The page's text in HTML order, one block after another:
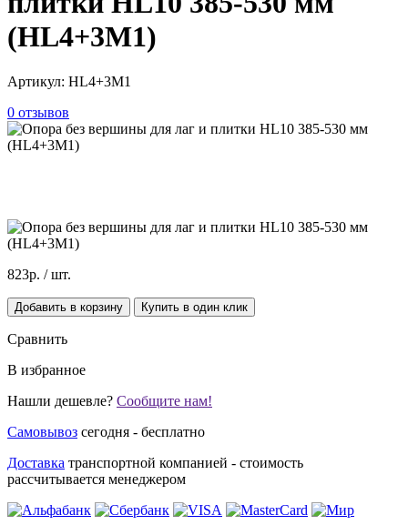
(HL4+3M1)
Артикул: HL4+3M1
0 отзывов
823р. / шт.
Добавить в корзину Купить в один клик
Сравнить
В избранное
Нашли дешевле? Сообщите нам!
Самовывоз сегодня - бесплатно
Доставка транспортной компанией - стоимость
рассчитывается менеджером